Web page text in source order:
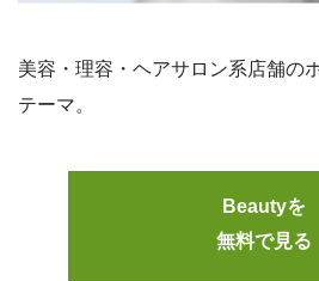
美容・理容・ヘアサロン系店舗の
テーマ。
Beautyを
無料で見る